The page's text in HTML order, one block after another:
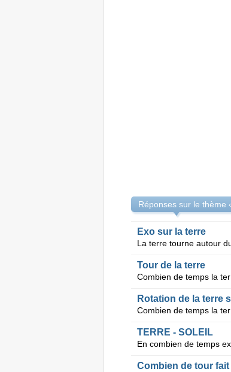
Réponses sur le thème
Exo sur la terre
Tour de la terre
Combien de temps la
Rotation de la terre
Combien de temps la
TERRE - SOLEIL
En combien de temps
Combien de tour